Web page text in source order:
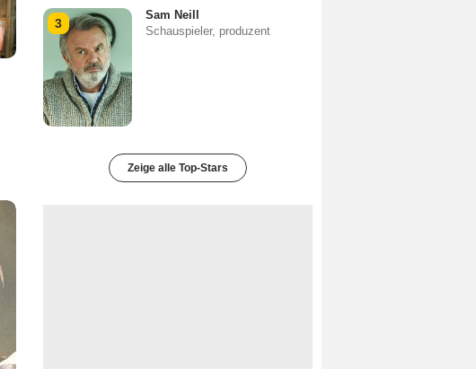
3
Sam Neill
Schauspieler, produzent
Zeige alle Top-Stars